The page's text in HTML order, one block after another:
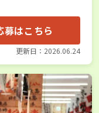
募はこちら
更新日：2026.06.24